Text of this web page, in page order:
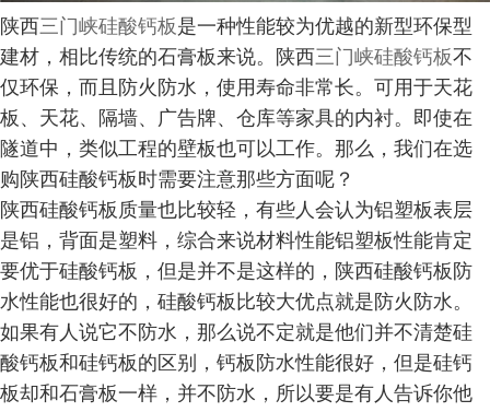
陕西三门峡硅酸钙板是一种性能较为优越的新型环保型
建材，相比传统的石膏板来说。陕西三门峡硅酸钙板不
仅环保，而且防火防水，使用寿命非常长。可用于天花
板、天花、隔墙、广告牌、仓库等家具的内衬。即使在
隧道中，类似工程的壁板也可以工作。那么，我们在选
购陕西硅酸钙板时需要注意那些方面呢？
陕西硅酸钙板质量也比较轻，有些人会认为铝塑板表层
是铝，背面是塑料，综合来说材料性能铝塑板性能肯定
要优于硅酸钙板，但是并不是这样的，陕西硅酸钙板防
水性能也很好的，硅酸钙板比较大优点就是防火防水。
如果有人说它不防水，那么说不定就是他们并不清楚硅
酸钙板和硅钙板的区别，钙板防水性能很好，但是硅钙
板却和石膏板一样，并不防水，所以要是有人告诉你他